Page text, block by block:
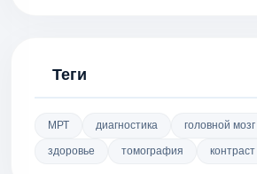
Теги
МРТ диагностика головной мозг
здоровье
томография контраст